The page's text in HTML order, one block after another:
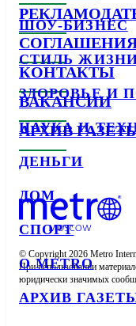
ШОУ-БИЗНЕС
СТИЛЬ
ЗДОРОВЬЕ И
НАУКА И
ДЕНЬГИ
ДОМ
СПОРТ
О METRO
АРХИВ
КОНТАКТЫ
ВАКАНСИИ
АРХИВ
© Copyright 2026 Metro
При использовании
юридически значимых